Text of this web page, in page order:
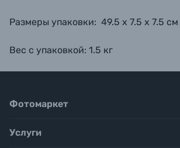
Размеры упаковки: 49.5 х 7.5 х 7.5 см
Вес с упаковкой: 1.5 кг
Фотомаркет
Услуги